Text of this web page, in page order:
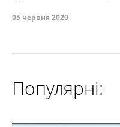
05 червня 2020
Популярні: